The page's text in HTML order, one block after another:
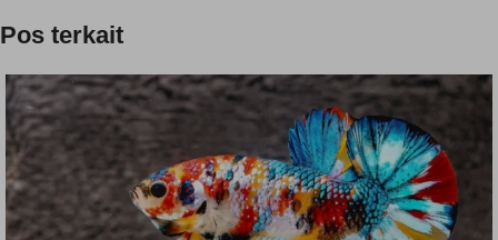
Pos terkait